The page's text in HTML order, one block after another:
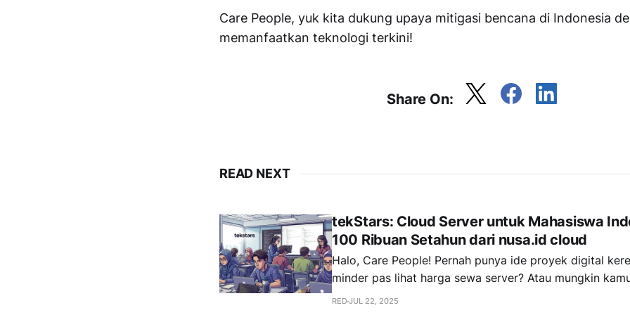
Care People, yuk kita dukung upaya mitigasi bencana di Indonesia
memanfaatkan teknologi terkini!
Share On:
READ NEXT
tekStars: Cloud Server untuk Mahasiswa
100 Ribuan Setahun dari nusa.id cloud
Halo, Care People! Pernah punya ide proyek digital keren tapi langsung
minder pas lihat harga sewa server? Atau mungkin
kuliah yang butuh lingkungan testing online tapi
REDJUL 22, 2025